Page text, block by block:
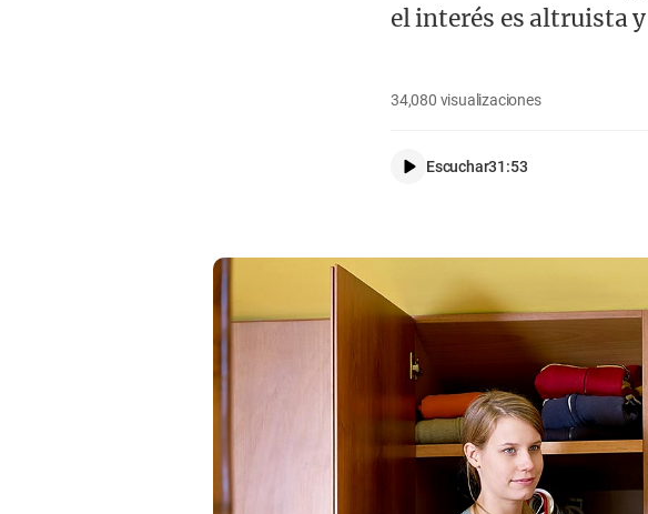
el interés es altruista
34,080 visualizaciones
Escuchar31:53